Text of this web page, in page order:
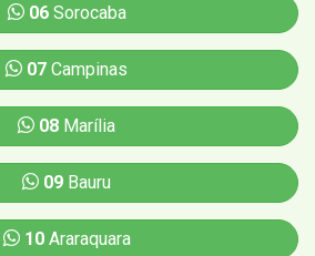
06Sorocaba
07 Campinas
08 Marília
09 Bauru
10Araraquara